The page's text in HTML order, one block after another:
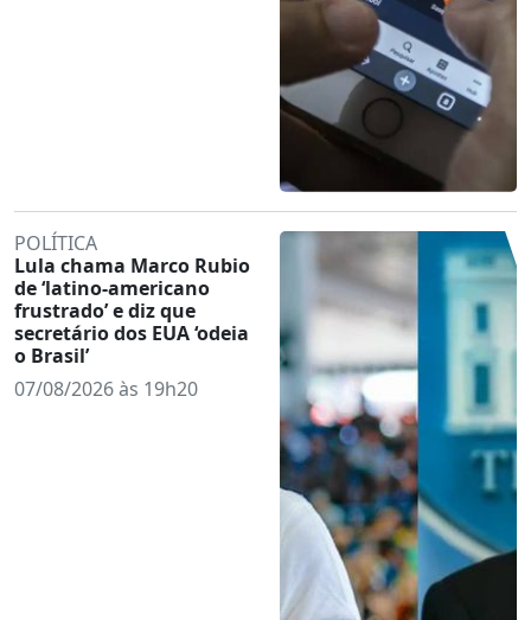
POLÍTICA
Lula chama Marco Rubio
de ‘latino-americano
frustrado’ e diz que
secretário dos EUA ‘odeia
o Brasil’
07/08/2026 às 19h20